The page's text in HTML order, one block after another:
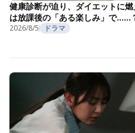
健康診断が迫り、ダイエットに
は放課後の「ある楽しみ」で……
2026/8/5 ドラマ